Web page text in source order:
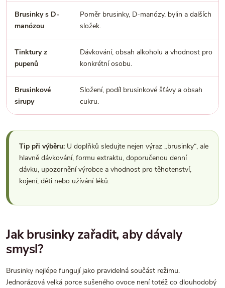
Brusinky s D-
manózou
Poměr brusinky, D-manózy, bylin a dalších
složek.
Tinktury z
pupenů
Dávkování, obsah alkoholu a vhodnost pro
konkrétní osobu.
Brusinkové
sirupy
Složení, podíl brusinkové šťávy a obsah
cukru.
Tip při výběru: U doplňků sledujte nejen výraz „brusinky“, ale
hlavně dávkování, formu extraktu, doporučenou denní
dávku, upozornění výrobce a vhodnost pro těhotenství,
kojení, děti nebo užívání léků.
Jak brusinky zařadit, aby dávaly
smysl?
Brusinky nejlépe fungují jako pravidelná součást režimu.
Jednorázová velká porce sušeného ovoce není totéž co dlouhodobý